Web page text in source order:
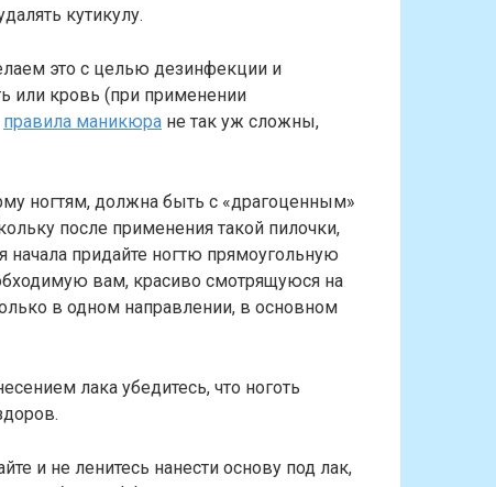
кутикулу.
это с целью дезинфекции и
или кровь (при применении
правила маникюра не так уж сложны,
ногтям, должна быть с «драгоценным»
после применения такой пилочки,
придайте ногтю прямоугольную
вам, красиво смотрящуюся на
в одном направлении, в основном
лака убедитесь, что ноготь
и не ленитесь нанести основу под лак,